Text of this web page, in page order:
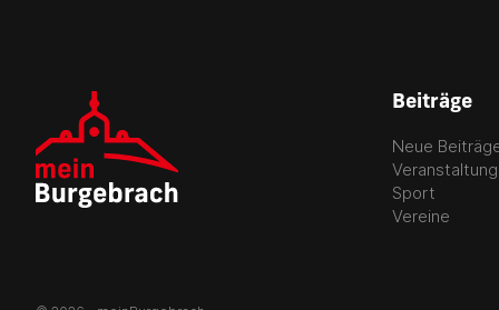
Beiträge
Neue
Sport
Vereine